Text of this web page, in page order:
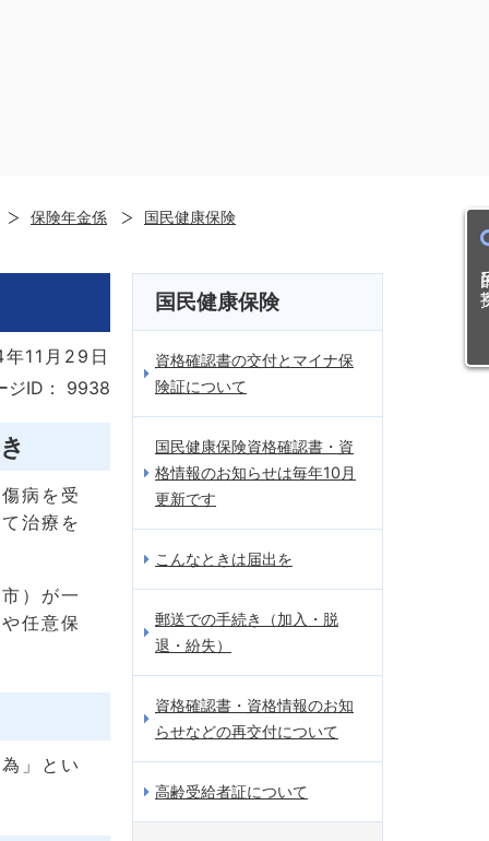
目
保険年金係 国民健康保険
11月29日
ジID：
9938
病を受
治療を
）が一
任意保
」とい
国民健康保険
資格確認書の交付とマイナ保
険証について
国民健康保険資格確認書・資
格情報のお知らせは毎年10月
更新です
こんなときは届出を
郵送での手続き（加入・脱
退・紛失）
資格確認書・資格情報のお知
らせなどの再交付について
高齢受給者証について